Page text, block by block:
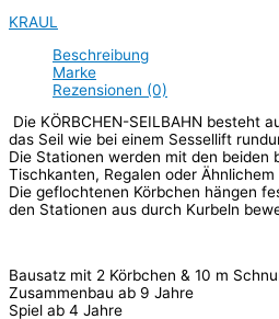
KRAUL
Beschreibung
Marke
Rezensionen (0)
Die KÖRBCHEN-SEILBAHN besteht
das Seil wie bei einem Sessellift
Die Stationen werden mit den beiden
Tischkanten, Regalen oder
Die geflochtenen Körbchen hängen
den Stationen aus durch Kurbeln
Bausatz mit 2 Körbchen & 10 m
Zusammenbau ab 9 Jahre
Spiel ab 4 Jahre